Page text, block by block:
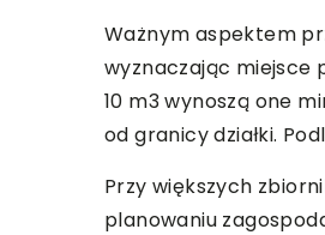
Ważnym aspektem
wyznaczając miejsce
10 m3 wynoszą one
od granicy działki.
Przy większych
planowaniu